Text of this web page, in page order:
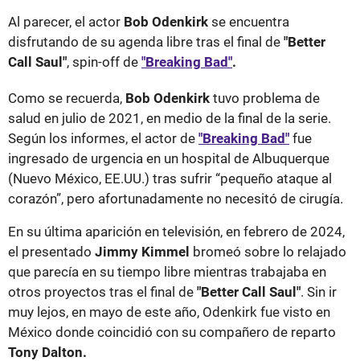
Al parecer, el actor Bob Odenkirk se encuentra
disfrutando de su agenda libre tras el final de "Better
Call Saul", spin-off de "Breaking Bad".
Como se recuerda, Bob Odenkirk tuvo problema de
salud en julio de 2021, en medio de la final de la serie.
Según los informes, el actor de "Breaking Bad" fue
ingresado de urgencia en un hospital de Albuquerque
(Nuevo México, EE.UU.) tras sufrir “pequeño ataque al
corazón”, pero afortunadamente no necesitó de cirugía.
En su última aparición en televisión, en febrero de 2024,
el presentado Jimmy Kimmel bromeó sobre lo relajado
que parecía en su tiempo libre mientras trabajaba en
otros proyectos tras el final de "Better Call Saul". Sin ir
muy lejos, en mayo de este año, Odenkirk fue visto en
México donde coincidió con su compañero de reparto
Tony Dalton.